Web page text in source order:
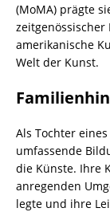
(MoMA) prägte
zeitgenössischer
amerikanische
Welt der Kunst.
Als Tochter
umfassende
die Künste. Ihre
anregenden
legte und ihre